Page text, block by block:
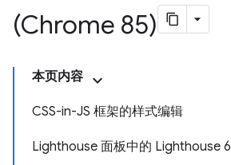
(Chrome 85)
本页内容
CSS-in-JS 框架的样式编辑
Lighthouse 面板中的 Lighthouse 6